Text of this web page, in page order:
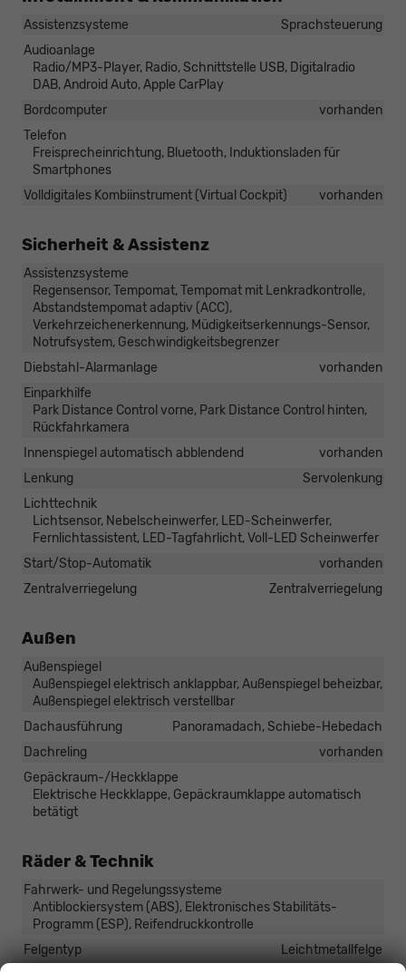
Assistenzsysteme
Sprachsteuerung
Audioanlage
Radio/MP3-Player, Radio, Schnittstelle USB, Digitalradio
DAB, Android Auto, Apple CarPlay
Bordcomputer
vorhanden
Telefon
Freisprecheinrichtung, Bluetooth, Induktionsladen für
Smartphones
Volldigitales Kombiinstrument (Virtual Cockpit)
vorhanden
Sicherheit & Assistenz
Assistenzsysteme
Regensensor, Tempomat, Tempomat mit Lenkradkontrolle,
Abstandstempomat adaptiv (ACC),
Verkehrzeichenerkennung, Müdigkeitserkennungs-Sensor,
Notrufsystem, Geschwindigkeitsbegrenzer
Diebstahl-Alarmanlage
vorhanden
Einparkhilfe
Park Distance Control vorne, Park Distance Control hinten,
Rückfahrkamera
Innenspiegel automatisch abblendend
vorhanden
Lenkung
Servolenkung
Lichttechnik
Lichtsensor, Nebelscheinwerfer, LED-Scheinwerfer,
Fernlichtassistent, LED-Tagfahrlicht, Voll-LED Scheinwerfer
Start/Stop-Automatik
vorhanden
Zentralverriegelung
Zentralverriegelung
Außen
Außenspiegel
Außenspiegel elektrisch anklappbar, Außenspiegel beheizbar,
Außenspiegel elektrisch verstellbar
Dachausführung
Panoramadach, Schiebe-Hebedach
Dachreling
vorhanden
Gepäckraum-/Heckklappe
Elektrische Heckklappe, Gepäckraumklappe automatisch
betätigt
Räder & Technik
Fahrwerk- und Regelungssysteme
Antiblockiersystem (ABS), Elektronisches Stabilitäts-
Programm (ESP), Reifendruckkontrolle
Felgentyp
Leichtmetallfelge